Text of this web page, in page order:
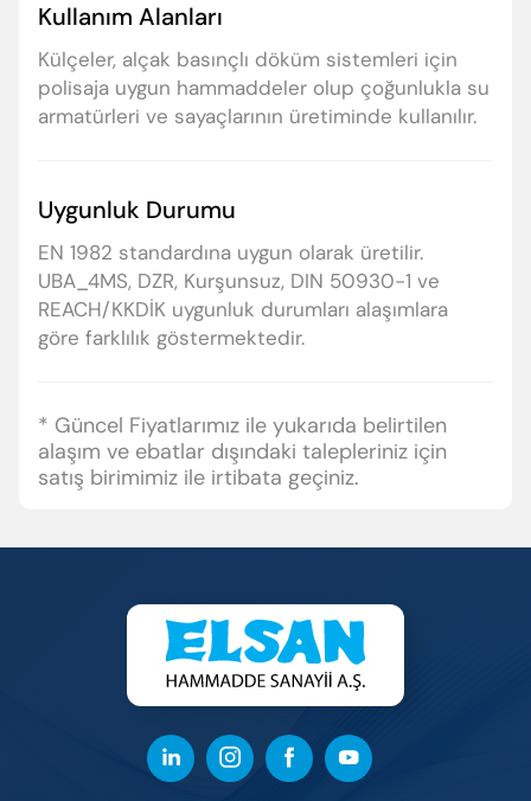
Enter’a basıp arayabilir veya ESC ile kapatabilirsiniz
Kullanım Alanları
Külçeler, alçak basınçlı döküm sistemleri için
polisaja uygun hammaddeler olup çoğunlukla su
armatürleri ve sayaçlarının üretiminde kullanılır.
Uygunluk Durumu
EN 1982 standardına uygun olarak üretilir.
UBA_4MS, DZR, Kurşunsuz, DIN 50930-1 ve
REACH/KKDİK uygunluk durumları alaşımlara
göre farklılık göstermektedir.
* Güncel Fiyatlarımız ile yukarıda belirtilen
alaşım ve ebatlar dışındaki talepleriniz için
satış birimimiz ile irtibata geçiniz.